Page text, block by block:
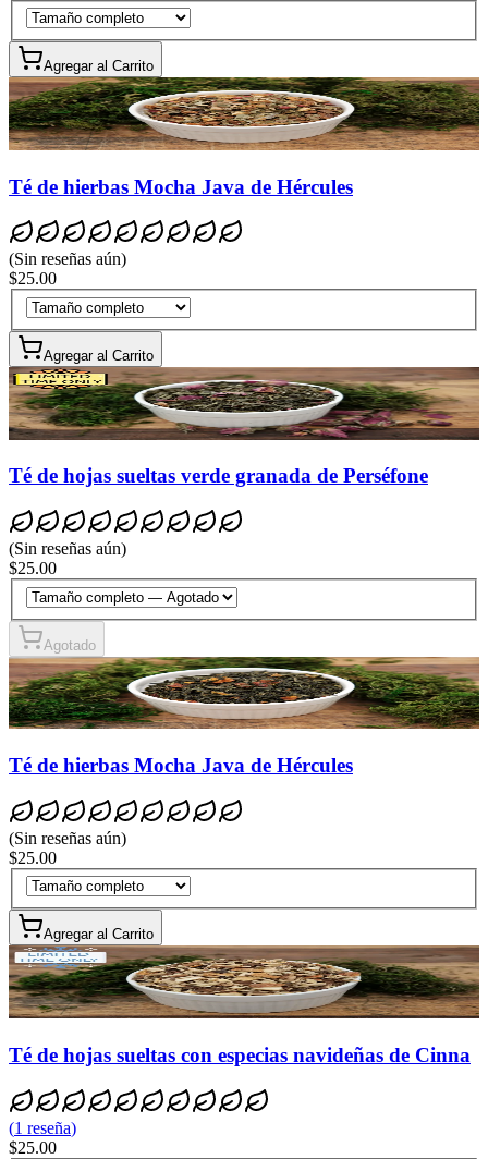
Agregar al Carrito
Té de hierbas Mocha Java de Hércules
(Sin reseñas aún)
$25.00
Agregar al Carrito
Té de hojas sueltas verde granada de Perséfone
(Sin reseñas aún)
$25.00
Agotado
Té de hierbas Mocha Java de Hércules
(Sin reseñas aún)
$25.00
Agregar al Carrito
Té de hojas sueltas con especias navideñas de Cinna
(1 reseña)
$25.00